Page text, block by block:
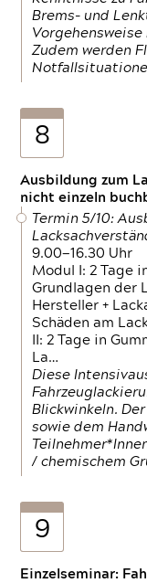
Brems- und
Zudem werden
8
Ausbildung zum
nicht einzeln
Termin 5/10:
9.00—16.30 Uhr
Modul I: 2 Tage
Grundlagen der
Hersteller +
Schäden am
II: 2 Tage in
La…
Diese
Blickwinkeln.
sowie dem
/ chemischem
9
Einzelseminar: